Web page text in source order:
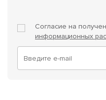
Согласие на
информационных